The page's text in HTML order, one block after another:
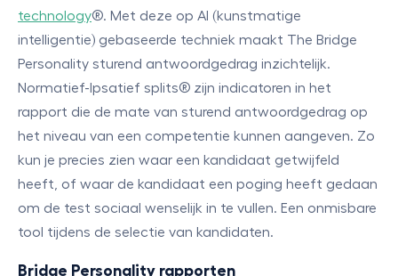
technology®. Met deze op AI (kunstmatige
intelligentie) gebaseerde techniek maakt The Bridge
Personality sturend antwoordgedrag inzichtelijk.
Normatief-Ipsatief splits® zijn indicatoren in het
rapport die de mate van sturend antwoordgedrag op
het niveau van een competentie kunnen aangeven. Zo
kun je precies zien waar een kandidaat getwijfeld
heeft, of waar de kandidaat een poging heeft gedaan
om de test sociaal wenselijk in te vullen. Een onmisbare
tool tijdens de selectie van kandidaten.
Bridge Personality rapporten